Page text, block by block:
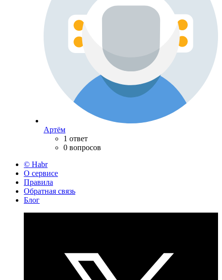
Артём
1 ответ
0 вопросов
© Habr
О сервисе
Правила
Обратная связь
Блог